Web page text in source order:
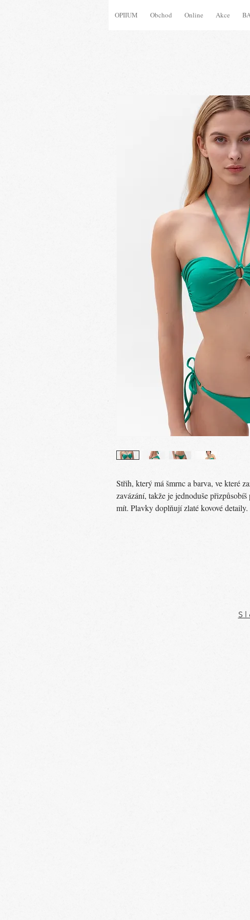
OPIIUM Obchod Online Akce
Střih, který má šmrnc a barva, ve které
zavázání, takže je jednoduše
mít. Plavky doplňují zlaté kovové detaily.